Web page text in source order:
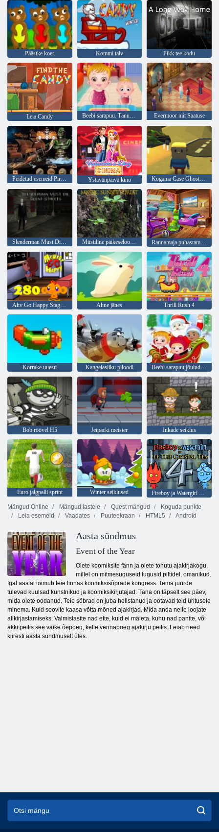
Päästke koer Kommi talv Pikk tee kodu
Leia Candy Beebi sarapuu. Tänupühade lõbus Evermoor niit Saatuse
Peidetud esemeid Pirate Treasure Ystävänpäivä kino Kogama Case Ghost maja
Slenderman Must Die: vaiksed tänavad Müstiline päikeseloojang mets Rannamaja puhastamine
Ahv Go Happy Stage 280 Ahne jänes Thrill Rush 4
Korrake uuesti Kangelasliku piloodi Beebi sarapuu jõulude üllatus
Bob röövel H5 Jetpacki meister Inkade seiklus
Euro jalgpalli sprint Winter seiklused
Mängud Online
Mängud lastele Quest mängud
Koguda punkte
Leia esemeid
Vaadates Puuteekraan HTML5 Android
Aasta sündmus
Event of the Year
Olete koomiksite fänn ja olete tohutu ajakirjakogu,
millel on mitmesuguseid lugusid piltidel, omanikud.
Igal aastal toimub teie linnas koomiksisõprade kongress. Tema juurde
tulevad kuulsad kunstnikud ja koomiksikirjutajad. Täna on täpselt see päev,
mida olete oodanud. Teie sõbrad on juba helistanud ja ootavad teid üritusele
minema. Kuid soovite kaasa võtta mõned ajakirjad. Mida anda neile loojate
allkirjastamiseks. Valmistasite nad ette, kuid ei mäleta, kuhu nad panite, või
äkki peitis see väike õepoeg, kelle vennapoeg ajakirju peitis. Leiab need
kiiresti aasta sündmuselt üles.